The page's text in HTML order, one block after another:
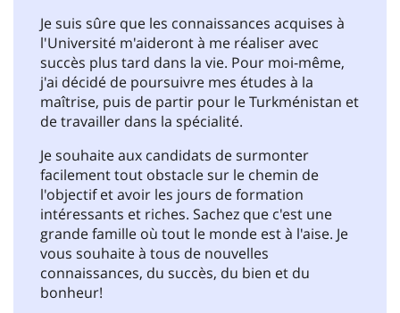
Je suis sûre que les connaissances acquises à
l'Université m'aideront à me réaliser avec
succès plus tard dans la vie. Pour moi-même,
j'ai décidé de poursuivre mes études à la
maîtrise, puis de partir pour le Turkménistan et
de travailler dans la spécialité.
Je souhaite aux candidats de surmonter
facilement tout obstacle sur le chemin de
l'objectif et avoir les jours de formation
intéressants et riches. Sachez que c'est une
grande famille où tout le monde est à l'aise. Je
vous souhaite à tous de nouvelles
connaissances, du succès, du bien et du
bonheur!